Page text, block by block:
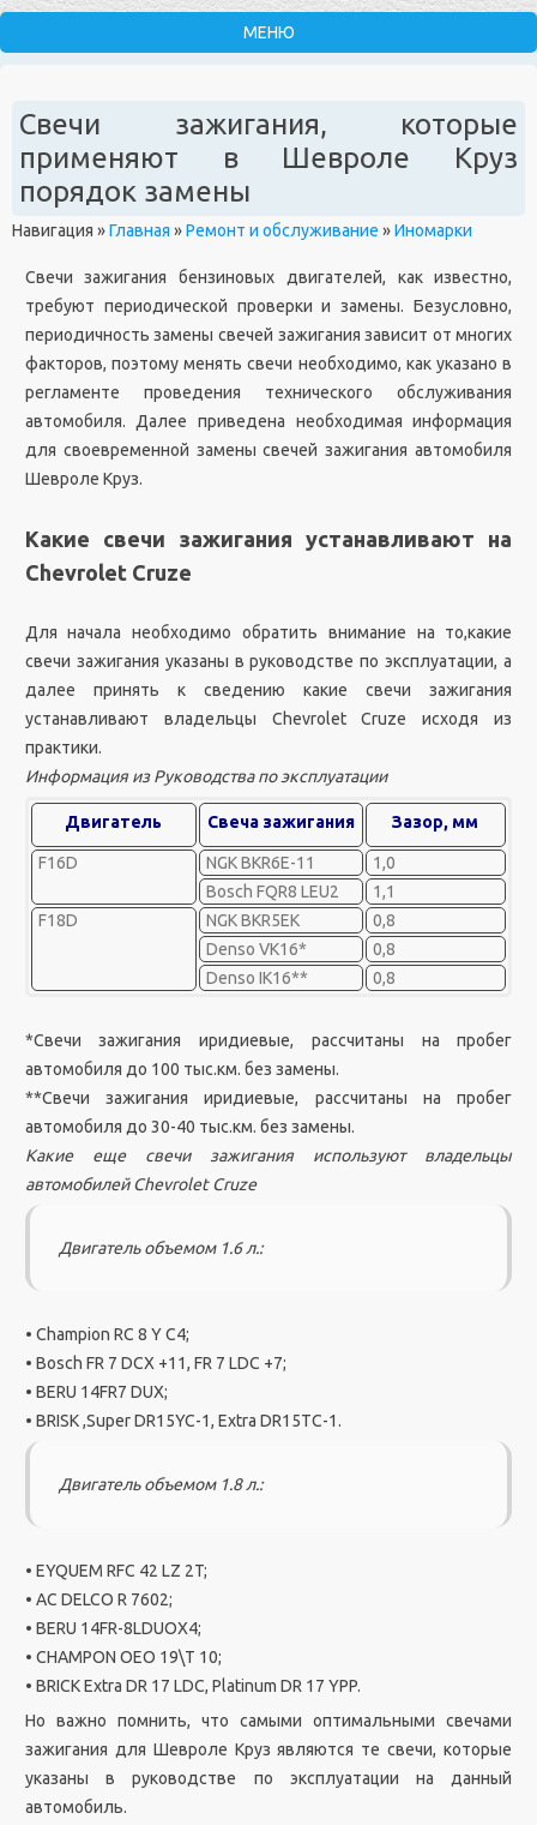
Свечи зажигания, которые
применяют в Шевроле Круз
порядок замены
Навигация »Главная »Ремонт и обслуживание »Иномарки
Свечи зажигания бензиновых двигателей, как известно,
требуют периодической проверки и замены. Безусловно,
периодичность замены свечей зажигания зависит от многих
факторов, поэтому менять свечи необходимо, как указано в
регламенте проведения технического обслуживания
автомобиля. Далее приведена необходимая информация
для своевременной замены свечей зажигания автомобиля
Шевроле Круз.
Какие свечи зажигания устанавливают на
Chevrolet Cruze
Для начала необходимо обратить внимание на то,какие
свечи зажигания указаны в руководстве по эксплуатации, а
далее принять к сведению какие свечи зажигания
устанавливают владельцы Chevrolet Cruze исходя из
практики.
Информация из Руководства по эксплуатации
Двигатель Свеча зажигания Зазор, мм
F16D NGK BKR6E-11
1,0
Bosch FQR8 LEU2
1,1
F18D
NGK BKR5EK
0,8
Denso VK16*
0,8
Denso IK16**
0,8
*Свечи зажигания иридиевые, рассчитаны на пробег
автомобиля до 100 тыс.км. без замены.
**Свечи зажигания иридиевые, рассчитаны на пробег
автомобиля до 30-40 тыс.км. без замены.
Какие еще свечи зажигания используют владельцы
автомобилей Chevrolet Cruze
Двигатель объемом 1.6 л.:
• Champion RC 8 Y C4;
• Bosch FR 7 DCX +11, FR 7 LDC +7;
• BERU 14FR7 DUX;
• BRISK ,Super DR15YC-1, Extra DR15TC-1.
Двигатель объемом 1.8 л.:
• EYQUEM RFC 42 LZ 2T;
• AC DELCO R 7602;
• BERU 14FR-8LDUOX4;
• CHAMPON OEO 19\T 10;
• BRICK Еxtra DR 17 LDC, Platinum DR 17 YPP.
Но важно помнить, что самыми оптимальными свечами
зажигания для Шевроле Круз являются те свечи, которые
указаны в руководстве по эксплуатации на данный
автомобиль.